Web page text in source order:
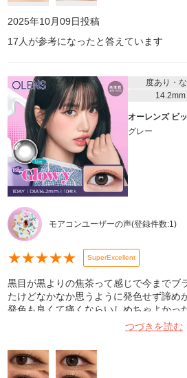
2025年10月09日投稿
17 人が参考になったと答えています
度あり・
14.2mm
オーレンズ ビ
グレー
モアコンユーザーの声(登録件数:1)
★★★★★ SuperExcellent
黒目が黒よりの焦茶って感じで今までブ
たけどなかなか思うように発色せず諦め
発色も良くて痛くならいしめちゃよかっ
然光はないけど、室内光とフラッシュで
iPhoneのノーマルカメラです！ 裸眼と
ください！上が室内光で下がフラッシュ
つづきを読む